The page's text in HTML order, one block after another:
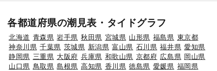
各都道府県の潮見表・タイドグラフ
北海道 青森県 岩手県 秋田県 宮城県 山形県 福島県 東京都
神奈川県 千葉県 茨城県 新潟県 富山県 石川県 福井県 愛知県
静岡県 三重県 大阪府 兵庫県 和歌山県 京都府 広島県 岡山県
山口県 鳥取県 島根県 高知県 香川県 徳島県 愛媛県 福岡県